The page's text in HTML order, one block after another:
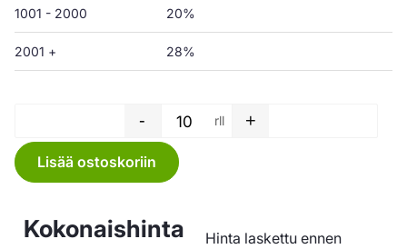
1001 - 2000 20%
2001 + 28%
Jätesäkki rulla - 150 L - 750 x
- rll +
Lisää ostoskoriin
Kokonaishinta
Hinta laskettu ennen